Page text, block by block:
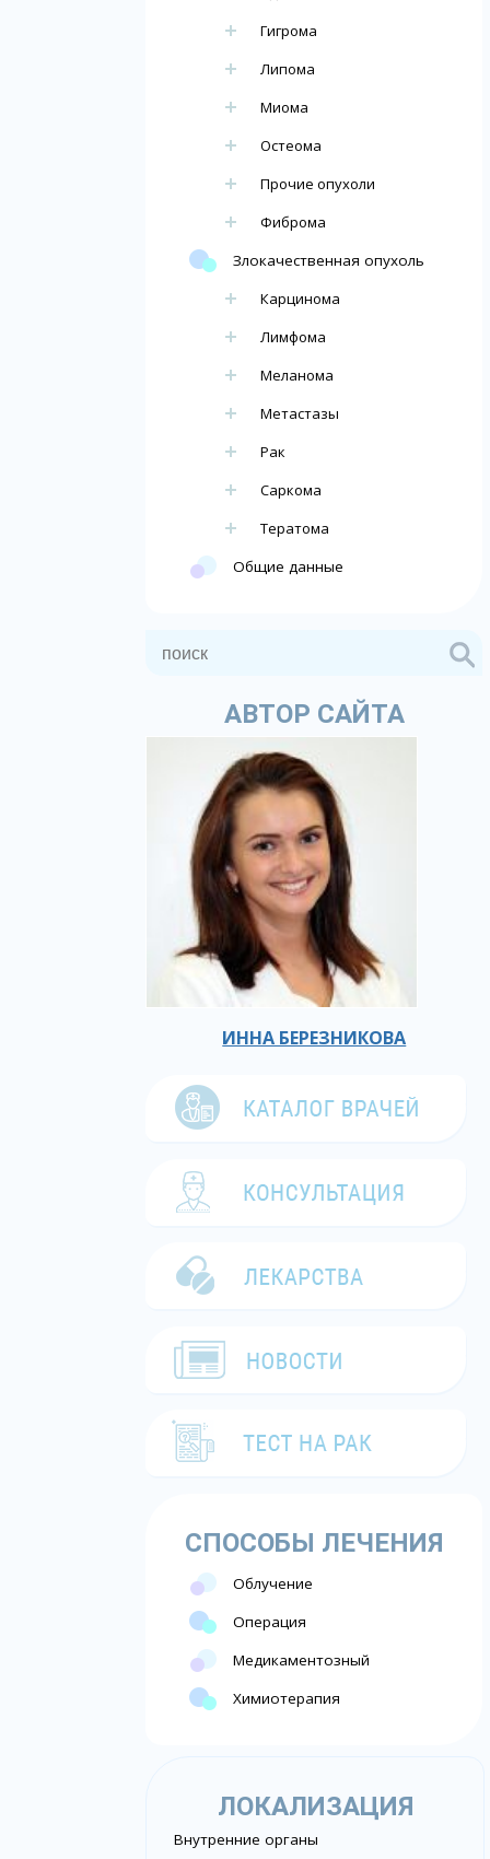
Гигрома
Липома
Миома
Остеома
Прочие опухоли
Фиброма
Злокачественная опухоль
Карцинома
Лимфома
Меланома
Метастазы
Рак
Саркома
Тератома
Общие данные
АВТОР САЙТА
ИННА БЕРЕЗНИКОВА
СПОСОБЫ ЛЕЧЕНИЯ
Облучение
Операция
Медикаментозный
Химиотерапия
ЛОКАЛИЗАЦИЯ
Внутренние органы